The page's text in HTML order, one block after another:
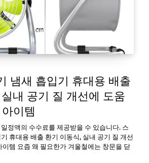
냄새 흡입기 휴대용 배출
내 공기 질 개선에 도움
이템
정액의 수수료를 제공받을 수 있습니다. 스
휴대용 배출 환기 이동식, 실내 공기 질 개선
이템 요즘 왜 필요한가 겨울철에는 창문을 닫